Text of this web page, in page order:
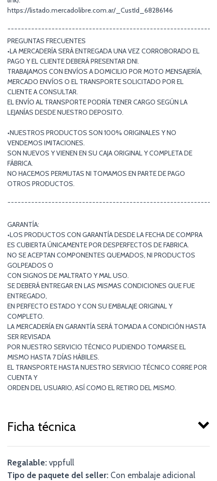
https://listado.mercadolibre.com.ar/_CustId_68286146
PREGUNTAS FRECUENTES
•LA MERCADERÍA SERÁ ENTREGADA UNA VEZ CORROBORADO EL
PAGO Y EL CLIENTE DEBERÁ PRESENTAR DNI.
TRABAJAMOS CON ENVÍOS A DOMICILIO POR MOTO MENSAJERÍA,
MERCADO ENVÍOS O EL TRANSPORTE SOLICITADO POR EL
CLIENTE A CONSULTAR.
EL ENVÍO AL TRANSPORTE PODRÍA TENER CARGO SEGÚN LA
LEJANÍAS DESDE NUESTRO DEPOSITO.
•NUESTROS PRODUCTOS SON 100% ORIGINALES Y NO
VENDEMOS IMITACIONES.
SON NUEVOS Y VIENEN EN SU CAJA ORIGINAL Y COMPLETA DE
FÁBRICA.
NO HACEMOS PERMUTAS NI TOMAMOS EN PARTE DE PAGO
OTROS PRODUCTOS.
GARANTÍA:
•LOS PRODUCTOS CON GARANTÍA DESDE LA FECHA DE COMPRA
ES CUBIERTA ÚNICAMENTE POR DESPERFECTOS DE FABRICA.
NO SE ACEPTAN COMPONENTES QUEMADOS, NI PRODUCTOS
GOLPEADOS O
CON SIGNOS DE MALTRATO Y MAL USO.
SE DEBERÁ ENTREGAR EN LAS MISMAS CONDICIONES QUE FUE
ENTREGADO,
EN PERFECTO ESTADO Y CON SU EMBALAJE ORIGINAL Y
COMPLETO.
LA MERCADERÍA EN GARANTÍA SERÁ TOMADA A CONDICIÓN HASTA
SER REVISADA
POR NUESTRO SERVICIO TÉCNICO PUDIENDO TOMARSE EL
MISMO HASTA 7 DÍAS HÁBILES.
EL TRANSPORTE HASTA NUESTRO SERVICIO TÉCNICO CORRE POR
CUENTA Y
ORDEN DEL USUARIO, ASÍ COMO EL RETIRO DEL MISMO.
Ficha técnica
Regalable: vppfull
Tipo de paquete del seller: Con embalaje adicional